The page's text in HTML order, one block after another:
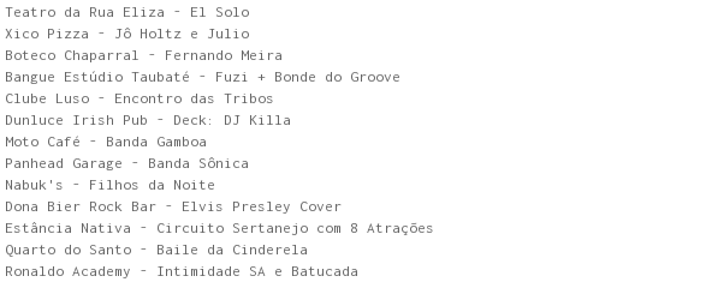
da Rua Eliza - El Solo
Xico Pizza - Jô Holtz e Julio
Chaparral - Fernando Meira
Estúdio Taubaté - Fuzi + Bonde do Groove
Luso - Encontro das Tribos
Irish Pub - Deck: DJ Killa
Café - Banda Gamboa
Garage - Banda Sônica
- Filhos da Noite
Bier Rock Bar - Elvis Presley Cover
Nativa - Circuito Sertanejo com 8 Atrações
do Santo - Baile da Cinderela
Academy - Intimidade SA e Batucada